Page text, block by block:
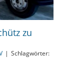
zu
| Schlagwörter: